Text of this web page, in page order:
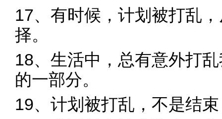
17、有时候，计划被打乱
择。
18、生活中，总有意外打
的一部分。
19、计划被打乱，不是结